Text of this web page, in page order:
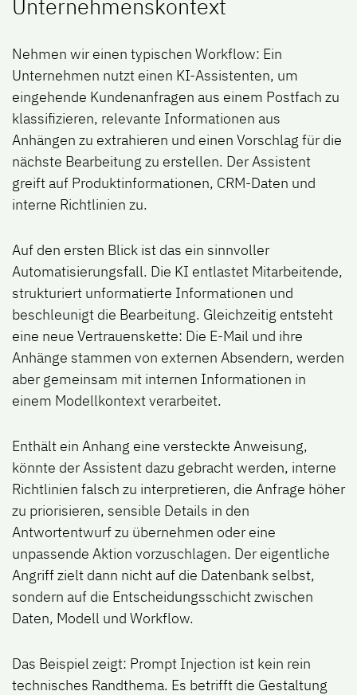
Unternehmenskontext
Nehmen wir einen typischen Workflow: Ein
Unternehmen nutzt einen KI-Assistenten, um
eingehende Kundenanfragen aus einem Postfach zu
klassifizieren, relevante Informationen aus
Anhängen zu extrahieren und einen Vorschlag für die
nächste Bearbeitung zu erstellen. Der Assistent
greift auf Produktinformationen, CRM-Daten und
interne Richtlinien zu.
Auf den ersten Blick ist das ein sinnvoller
Automatisierungsfall. Die KI entlastet Mitarbeitende,
strukturiert unformatierte Informationen und
beschleunigt die Bearbeitung. Gleichzeitig entsteht
eine neue Vertrauenskette: Die E-Mail und ihre
Anhänge stammen von externen Absendern, werden
aber gemeinsam mit internen Informationen in
einem Modellkontext verarbeitet.
Enthält ein Anhang eine versteckte Anweisung,
könnte der Assistent dazu gebracht werden, interne
Richtlinien falsch zu interpretieren, die Anfrage höher
zu priorisieren, sensible Details in den
Antwortentwurf zu übernehmen oder eine
unpassende Aktion vorzuschlagen. Der eigentliche
Angriff zielt dann nicht auf die Datenbank selbst,
sondern auf die Entscheidungsschicht zwischen
Daten, Modell und Workflow.
Das Beispiel zeigt: Prompt Injection ist kein rein
technisches Randthema. Es betrifft die Gestaltung